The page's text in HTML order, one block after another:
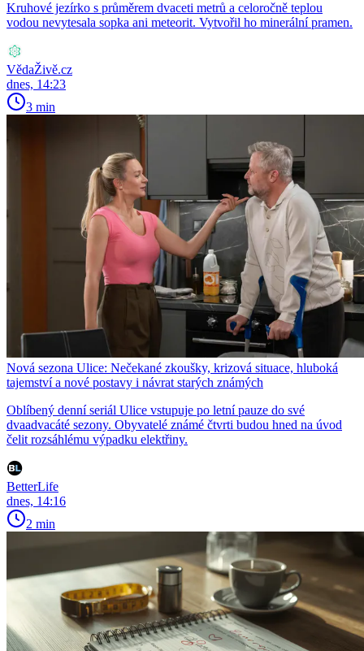
Kruhové jezírko s průměrem dvaceti metrů a celoročně teplou
vodou nevytesala sopka ani meteorit. Vytvořil ho minerální pramen.
VědaŽivě.cz
dnes, 14:23
3 min
Nová sezona Ulice: Nečekané zkoušky, krizová situace, hluboká
tajemství a nové postavy i návrat starých známých
Oblíbený denní seriál Ulice vstupuje po letní pauze do své
dvaadvacáté sezony. Obyvatelé známé čtvrti budou hned na úvod
čelit rozsáhlému výpadku elektřiny.
BetterLife
dnes, 14:16
2 min